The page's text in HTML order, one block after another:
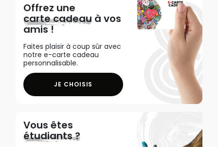
Offrez une
carte cadeau à vos
amis !
Faites plaisir à coup sûr avec
notre e-carte cadeau
personnalisable.
JE CHOISIS
Vous êtes
étudiants ?